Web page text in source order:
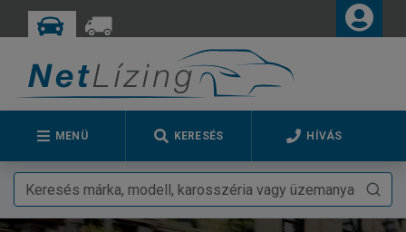
MENÜ KERESÉS HÍVÁS